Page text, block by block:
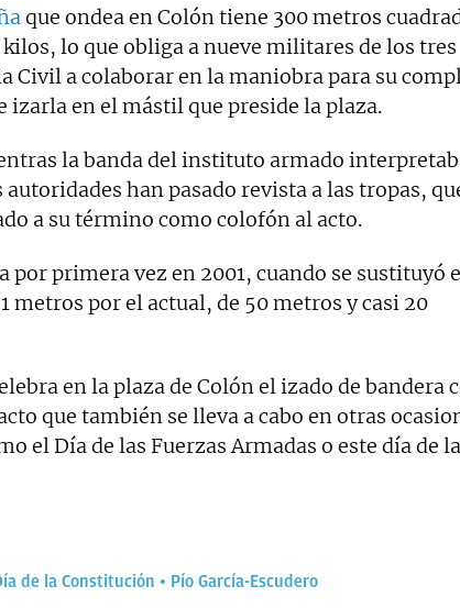
que ondea en Colón tiene 300 metros
lo que obliga a nueve militares de los tres
Civil a colaborar en la maniobra para su
izarla en el mástil que preside la plaza.
la banda del instituto armado
han pasado revista a las tropas,
a su término como colofón al acto.
por primera vez en 2001, cuando se sustituyó
metros por el actual, de 50 metros y casi 20
en la plaza de Colón el izado de bandera
que también se lleva a cabo en otras
el Día de las Fuerzas Armadas o este día de la
de la Constitución Pío García-Escudero